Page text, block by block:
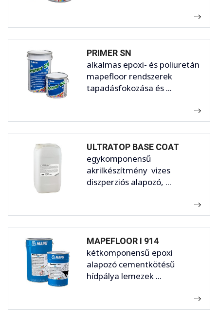
PRIMER SN
alkalmas epoxi- és poliuretán
mapefloor rendszerek
tapadásfokozása és ...
ULTRATOP BASE COAT
egykomponensű
akrilkészítmény vizes
diszperziós alapozó, ...
MAPEFLOOR I 914
kétkomponensű epoxi
alapozó cementkötésű
hídpálya lemezek ...